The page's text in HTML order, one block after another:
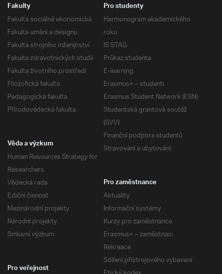
Fakulty
Fakulta sociálně ekonomická
Fakulta umění a designu
Fakulta strojního inženýrství
Fakulta zdravotnických studií
Fakulta životního prostředí
Filozofická fakulta
Pedagogická fakulta
Přírodovědecká fakulta
Pro studenty
Harmonogram akademického
roku
IS STAG
Průkaz studenta
E-learning
Erasmus+ – studenti
Erasmus Student Network (ESN)
Studentská grantová soutěž
(SVV)
Finanční podpora studentů
Stravování a ubytování
Věda a výzkum
Human Resources Strategy for
Researchers
Vědecká rada
Ediční činnost
Mezinárodní projekty
Národní projekty
Smluvní výzkum
Pro zaměstnance
Aktuality
Informační systémy
Kurzy pro zaměstnance
Erasmus+ – zaměstnaci
Rekreace
Sdílení přístrojového vybavení
Pro veřejnost